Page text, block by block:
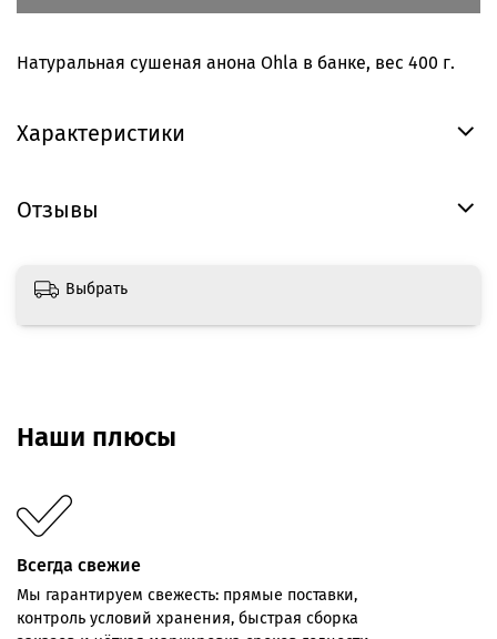
Натуральная сушеная анона Ohla в банке, вес 400 г.
Характеристики
Отзывы
Выбрать
Наши плюсы
Всегда свежие
Мы гарантируем свежесть: прямые поставки,
контроль условий хранения, быстрая сборка